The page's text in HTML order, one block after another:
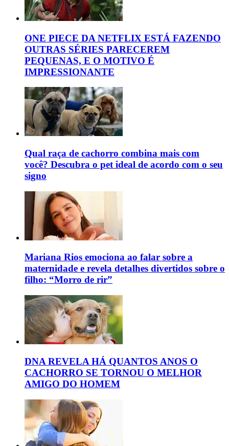
ONE PIECE DA NETFLIX ESTÁ FAZENDO
OUTRAS SÉRIES PARECEREM
PEQUENAS, E O MOTIVO É
IMPRESSIONANTE
Qual raça de cachorro combina mais com
você? Descubra o pet ideal de acordo com o seu
signo
Mariana Rios emociona ao falar sobre a
maternidade e revela detalhes divertidos sobre o
filho: “Morro de rir”
DNA REVELA HÁ QUANTOS ANOS O
CACHORRO SE TORNOU O MELHOR
AMIGO DO HOMEM